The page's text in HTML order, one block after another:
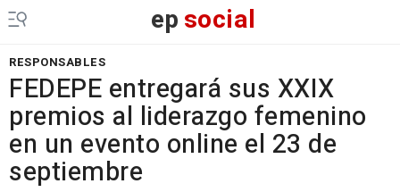
epsocial
RESPONSABLES
FEDEPE entregará sus XXIX
premios al liderazgo femenino
en un evento online el 23 de
septiembre